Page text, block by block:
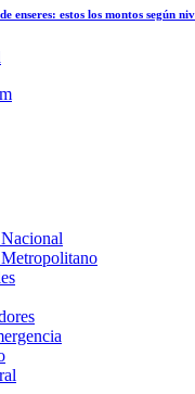
enseres: estos los montos según